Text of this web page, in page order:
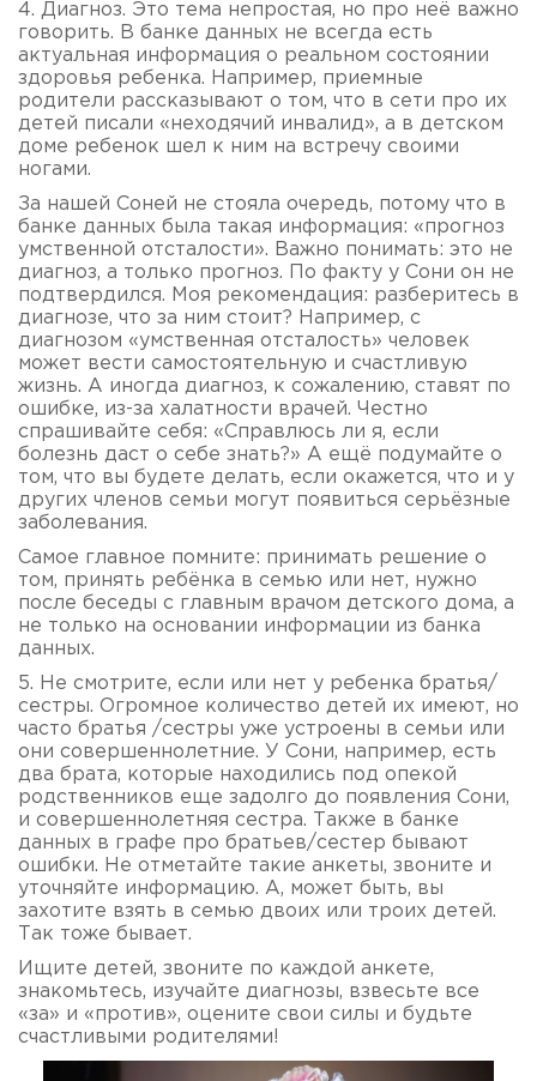
4. Диагноз. Это тема непростая, но про неё важно
говорить. В банке данных не всегда есть
актуальная информация о реальном состоянии
здоровья ребенка. Например, приемные
родители рассказывают о том, что в сети про их
детей писали «неходячий инвалид», а в детском
доме ребенок шел к ним на встречу своими
ногами.
За нашей Соней не стояла очередь, потому что в
банке данных была такая информация: «прогноз
умственной отсталости». Важно понимать: это не
диагноз, а только прогноз. По факту у Сони он не
подтвердился. Моя рекомендация: разберитесь в
диагнозе, что за ним стоит? Например, с
диагнозом «умственная отсталость» человек
может вести самостоятельную и счастливую
жизнь. А иногда диагноз, к сожалению, ставят по
ошибке, из-за халатности врачей. Честно
спрашивайте себя: «Справлюсь ли я, если
болезнь даст о себе знать?» А ещё подумайте о
том, что вы будете делать, если окажется, что и у
других членов семьи могут появиться серьёзные
заболевания.
Самое главное помните: принимать решение о
том, принять ребёнка в семью или нет, нужно
после беседы с главным врачом детского дома, а
не только на основании информации из банка
данных.
5. Не смотрите, если или нет у ребенка братья/
сестры. Огромное количество детей их имеют, но
часто братья /сестры уже устроены в семьи или
они совершеннолетние. У Сони, например, есть
два брата, которые находились под опекой
родственников еще задолго до появления Сони,
и совершеннолетняя сестра. Также в банке
данных в графе про братьев/сестер бывают
ошибки. Не отметайте такие анкеты, звоните и
уточняйте информацию. А, может быть, вы
захотите взять в семью двоих или троих детей.
Так тоже бывает.
Ищите детей, звоните по каждой анкете,
знакомьтесь, изучайте диагнозы, взвесьте все
«за» и «против», оцените свои силы и будьте
счастливыми родителями!